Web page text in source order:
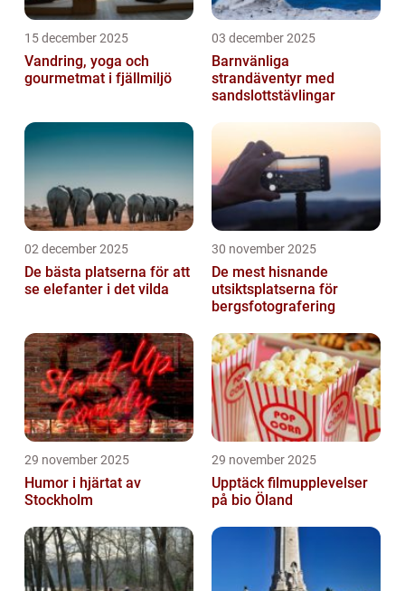
15 december 2025
Vandring, yoga och
gourmetmat i fjällmiljö
03 december 2025
Barnvänliga
strandäventyr med
sandslottstävlingar
02 december 2025
De bästa platserna för att
se elefanter i det vilda
30 november 2025
De mest hisnande
utsiktsplatserna för
bergsfotografering
29 november 2025
Humor i hjärtat av
Stockholm
29 november 2025
Upptäck filmupplevelser
på bio Öland